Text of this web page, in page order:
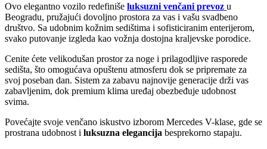
Ovo elegantno vozilo redefiniše luksuzni venčani prevoz u
Beogradu, pružajući dovoljno prostora za vas i vašu svadbeno
društvo. Sa udobnim kožnim sedištima i sofisticiranim enterijerom,
svako putovanje izgleda kao vožnja dostojna kraljevske porodice.
Cenite ćete velikodušan prostor za noge i prilagodljive rasporede
sedišta, što omogućava opuštenu atmosferu dok se pripremate za
svoj poseban dan. Sistem za zabavu najnovije generacije drži vas
zabavljenim, dok premium klima uređaj obezbeđuje udobnost
svima.
Povećajte svoje venčano iskustvo izborom Mercedes V-klase, gde se
prostrana udobnost i luksuzna elegancija besprekorno stapaju.